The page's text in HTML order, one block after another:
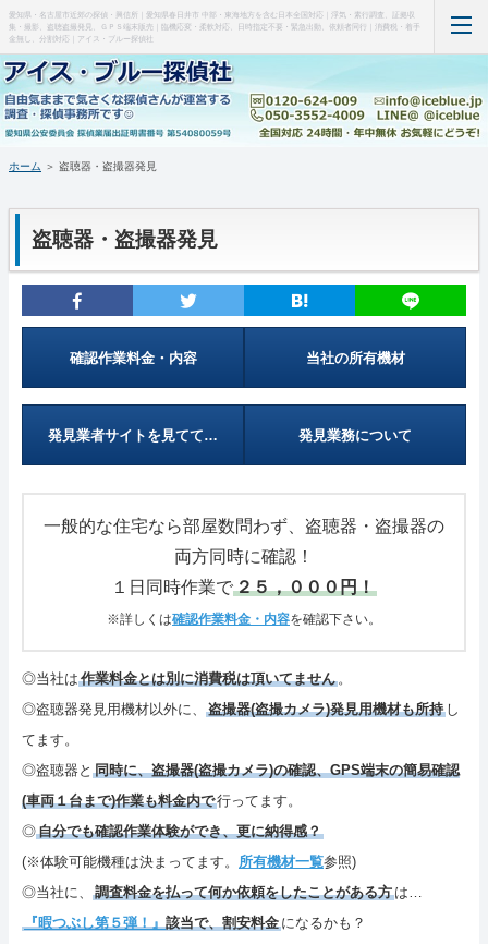
愛知県・名古屋市近郊の探偵・興信所｜愛知県春日井市 中部・東海地方を含む日本全国対応｜浮気・素行調査、証拠収
集・撮影、盗聴盗撮発見、ＧＰＳ端末販売｜臨機応変・柔軟対応、日時指定不要・緊急出動、依頼者同行｜消費税・着手
金無し、分割対応｜アイス・ブルー探偵社
ホーム
当事務所について（はじめに・事務所概要）
特徴など(違い・緊急出動・暗所カメラ)
盗聴器・盗撮器発見(料金・機材など)
ＧＰＳ端末の紹介・販売
お問い合わせ・調査の流れ
特定商取引表記・プライバシーポリシー
ご連絡(電話,メール,ブログ,SNS)
カテゴリーメニュー
サイトマップ
ホーム ＞ 盗聴器・盗撮器発見
盗聴器・盗撮器発見
確認作業料金・内容 当社の所有機材
発見業者サイトを見てて… 発見業務について
一般的な住宅なら部屋数問わず、盗聴器・盗撮器の
両方同時に確認！
１日同時作業で２５，０００円！
※詳しくは確認作業料金・内容を確認下さい。
◎当社は 作業料金とは別に消費税は頂いてません 。
◎盗聴器発見用機材以外に、
盗撮器(盗撮カメラ)発見用機材も所持 し
てます。
◎盗聴器と 同時に、盗撮器(盗撮カメラ)の確認、GPS端末の簡易確認
(車両１台まで)作業も料金内で行ってます。
◎自分でも確認作業体験ができ、更に納得感？
(※体験可能機種は決まってます。 所有機材一覧参照)
◎当社に、
調査料金を払って何か依頼をしたことがある方 は…
『暇つぶし第５弾！』 該当で、割安料金 になるかも？